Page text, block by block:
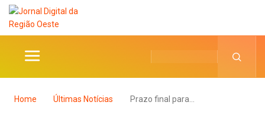
Home Últimas Notícias Prazo final para…